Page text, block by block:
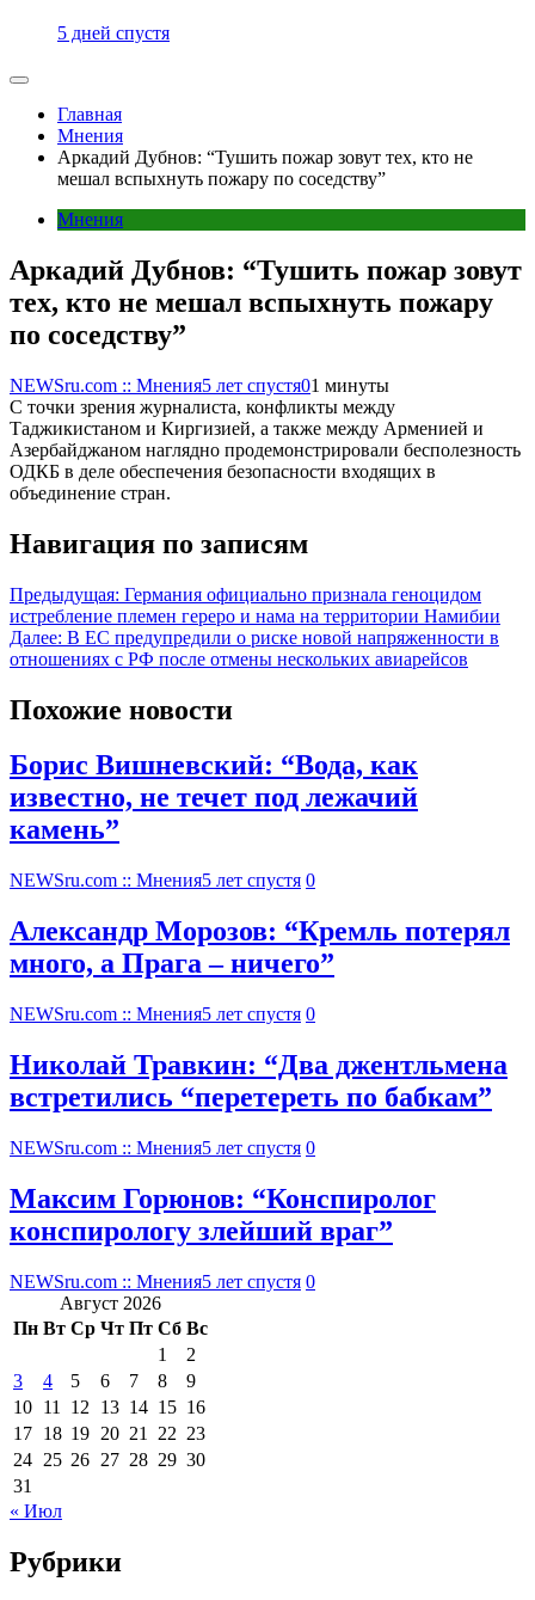
5 дней спустя
Главная
Мнения
Аркадий Дубнов: “Тушить пожар зовут тех, кто не
мешал вспыхнуть пожару по соседству”
Мнения
Аркадий Дубнов: “Тушить пожар зовут
тех, кто не мешал вспыхнуть пожару
по соседству”
NEWSru.com :: Мнения5 лет спустя01 минуты
С точки зрения журналиста, конфликты между
Таджикистаном и Киргизией, а также между Арменией и
Азербайджаном наглядно продемонстрировали бесполезность
ОДКБ в деле обеспечения безопасности входящих в
объединение стран.
Навигация по записям
Предыдущая: Германия официально признала геноцидом
истребление племен гереро и нама на территории Намибии
Далее: В ЕС предупредили о риске новой напряженности в
отношениях с РФ после отмены нескольких авиарейсов
Похожие новости
Борис Вишневский: “Вода, как
известно, не течет под лежачий
камень”
NEWSru.com :: Мнения5 лет спустя 0
Александр Морозов: “Кремль потерял
много, а Прага – ничего”
NEWSru.com :: Мнения5 лет спустя 0
Николай Травкин: “Два джентльмена
встретились “перетереть по бабкам”
NEWSru.com :: Мнения5 лет спустя 0
Максим Горюнов: “Конспиролог
конспирологу злейший враг”
NEWSru.com :: Мнения5 лет спустя 0
Август 2026
Пн Вт Ср Чт Пт Сб Вс
1
2
3
4 5 6 7 8
9
10 11 12 13 14 15 16
17 18 19 20 21 22 23
24 25 26 27 28 29 30
31
« Июл
Рубрики